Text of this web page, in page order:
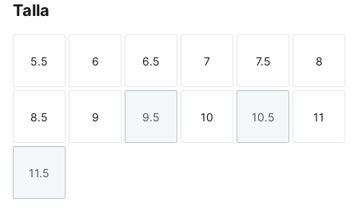
Talla
Talla
5.5
Talla
6
Talla
6.5
Talla
7
Talla
7.5
Talla
8
Talla
8.5
Talla
9
Talla
9.5
Talla
10
Talla
10.5
Talla
11
Talla
11.5